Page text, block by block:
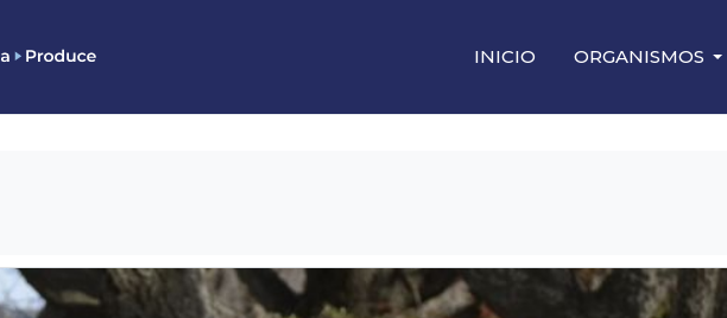
INICIO ORGANISMOS